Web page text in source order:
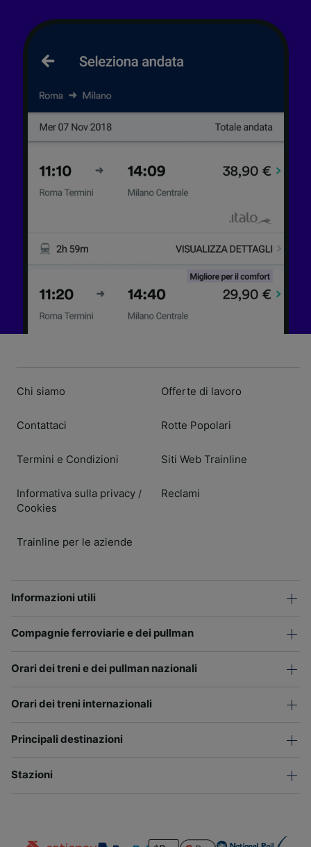
Chi siamo
Contattaci
Termini e Condizioni
Informativa sulla privacy /
Cookies
Trainline per le aziende
Offerte di lavoro
Rotte Popolari
Siti Web Trainline
Reclami
Informazioni utili
Compagnie ferroviarie e dei pullman
Orari dei treni e dei pullman nazionali
Orari dei treni internazionali
Principali destinazioni
Stazioni